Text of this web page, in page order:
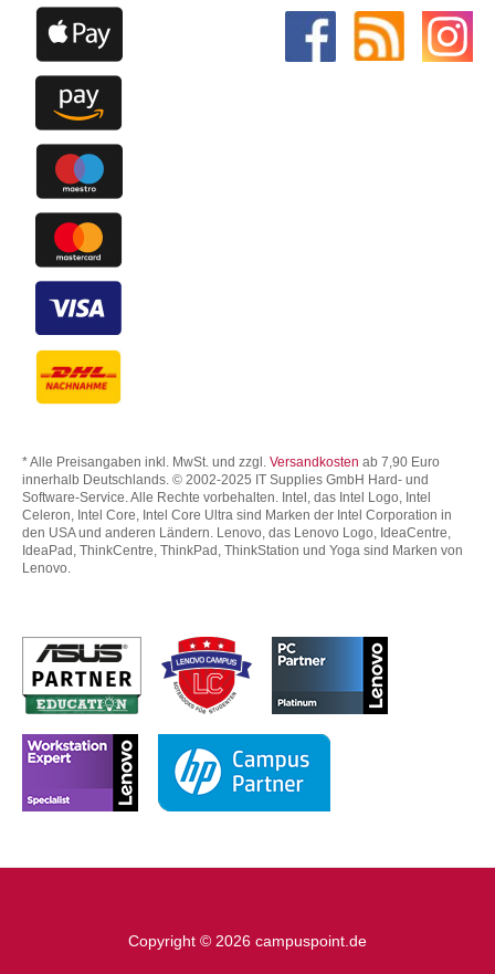
* Alle Preisangaben inkl. MwSt. und zzgl. Versandkosten ab 7,90 Euro
innerhalb Deutschlands. © 2002-2025 IT Supplies GmbH Hard- und
Software-Service. Alle Rechte vorbehalten. Intel, das Intel Logo, Intel
Celeron, Intel Core, Intel Core Ultra sind Marken der Intel Corporation in
den USA und anderen Ländern. Lenovo, das Lenovo Logo, IdeaCentre,
IdeaPad, ThinkCentre, ThinkPad, ThinkStation und Yoga sind Marken von
Lenovo.
Copyright © 2026 campuspoint.de